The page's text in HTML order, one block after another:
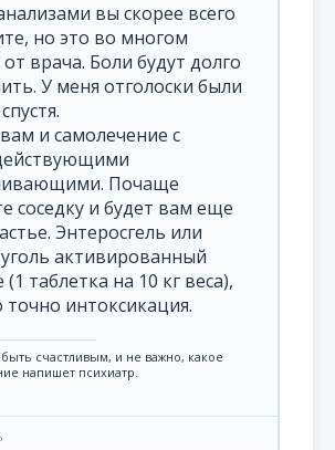
вы скорее всего
но это во многом
врача. Боли будут долго
У меня отголоски были
и самолечение с
Почаще
соседку и будет вам еще
Энтеросгель или
активированный
таблетка на 10 кг веса),
точно интоксикация.
счастливым, и не важно, какое
напишет психиатр.